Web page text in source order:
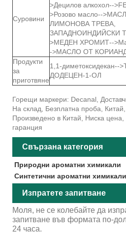
Суровини
>Децилов алкохол--
>Розово масло--
ЛИМОНОВА ТРЕВА,
ЗАПАДНОИНДИЙСКИ
>МЕДЕН ХРОМИТ--
->МАСЛО ОТ
Продукти
за
приготвяне
1,1-диметоксидекан--
ДОДЕЦЕН-1-ОЛ
Горещи маркери: Decanal,
На склад, Безплатна проба,
Произведено в Китай, Ниска цена,
гаранция
Свързана категория
Природни ароматни химикали
Синтетични ароматни химикали
Изпратете запитване
Моля, не се колебайте да
запитване във формата по-
24 часа.